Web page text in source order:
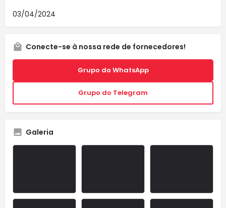
03/04/2024
Conecte-se à nossa rede de fornecedores!
Grupo do WhatsApp
Grupo do Telegram
Galeria